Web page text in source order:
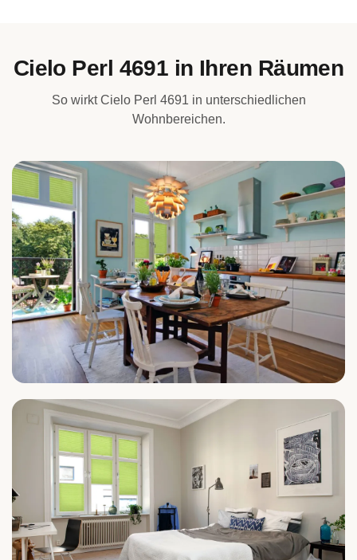
Cielo Perl 4691 in Ihren Räumen
So wirkt Cielo Perl 4691 in unterschiedlichen
Wohnbereichen.
Küche